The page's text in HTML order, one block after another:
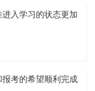
入学习的状态更加
考的希望顺利完成